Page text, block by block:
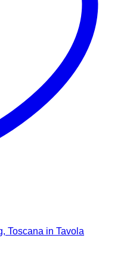
Toscana in Tavola